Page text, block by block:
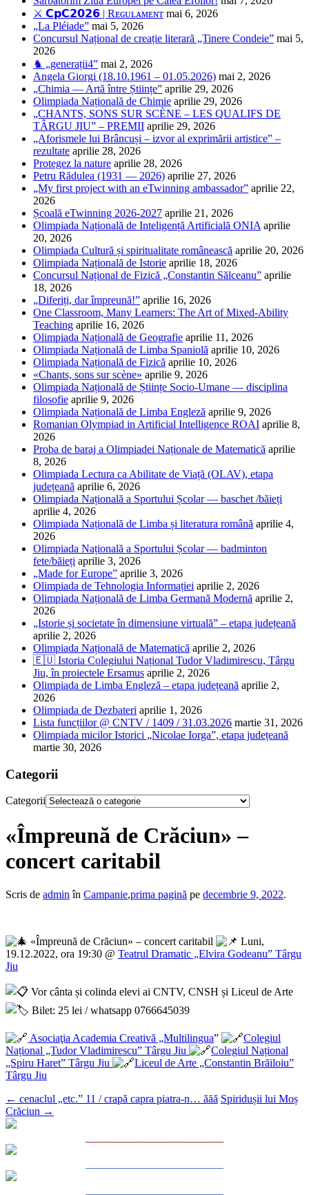
⚔️ 𝗖𝗽𝗖𝟮𝟬𝟮𝟲 | Rᴇɢᴜʟᴀᴍᴇɴᴛ mai 6, 2026
„La Pléiade” mai 5, 2026
Concursul Național de creație literară „Tinere Condeie” mai 5,
2026
♞ „generații4” mai 2, 2026
Angela Giorgi (18.10.1961 – 01.05.2026) mai 2, 2026
„Chimia — Artă între Științe” aprilie 29, 2026
Olimpiada Națională de Chimie aprilie 29, 2026
„CHANTS, SONS SUR SCÈNE – LES QUALIFS DE
TÂRGU JIU” – PREMII aprilie 29, 2026
„Aforismele lui Brâncuși – izvor al exprimării artistice” –
rezultate aprilie 28, 2026
Protegez la nature aprilie 28, 2026
Petru Rădulea (1931 — 2026) aprilie 27, 2026
„My first project with an eTwinning ambassador” aprilie 22,
2026
Școală eTwinning 2026-2027 aprilie 21, 2026
Olimpiada Națională de Inteligență Artificială ONIA aprilie
20, 2026
Olimpiada Cultură și spiritualitate românească aprilie 20, 2026
Olimpiada Națională de Istorie aprilie 18, 2026
Concursul Național de Fizică „Constantin Sălceanu” aprilie
18, 2026
„Diferiți, dar împreună!” aprilie 16, 2026
One Classroom, Many Learners: The Art of Mixed-Ability
Teaching aprilie 16, 2026
Olimpiada Națională de Geografie aprilie 11, 2026
Olimpiada Națională de Limba Spaniolă aprilie 10, 2026
Olimpiada Națională de Fizică aprilie 10, 2026
«Chants, sons sur scène» aprilie 9, 2026
Olimpiada Națională de Științe Socio-Umane — disciplina
filosofie aprilie 9, 2026
Olimpiada Națională de Limba Engleză aprilie 9, 2026
Romanian Olympiad in Artificial Intelligence ROAI aprilie 8,
2026
Proba de baraj a Olimpiadei Naționale de Matematică aprilie
8, 2026
Olimpiada Lectura ca Abilitate de Viață (OLAV), etapa
județeană aprilie 6, 2026
Olimpiada Națională a Sportului Școlar — baschet /băieți
aprilie 4, 2026
Olimpiada Națională de Limba și literatura română aprilie 4,
2026
Olimpiada Națională a Sportului Școlar — badminton
fete/băieți aprilie 3, 2026
„Made for Europe” aprilie 3, 2026
Olimpiada de Tehnologia Informației aprilie 2, 2026
Olimpiada Națională de Limba Germană Modernă aprilie 2,
2026
„Istorie și societate în dimensiune virtuală” – etapa județeană
aprilie 2, 2026
Olimpiada Națională de Matematică aprilie 2, 2026
🇪🇺 Istoria Colegiului Național Tudor Vladimirescu, Târgu
Jiu, în proiectele Ersamus aprilie 2, 2026
Olimpiada de Limba Engleză – etapa județeană aprilie 2,
2026
Olimpiada de Dezbateri aprilie 1, 2026
Lista funcțiilor @ CNTV / 1409 / 31.03.2026 martie 31, 2026
Olimpiada micilor Istorici „Nicolae Iorga”, etapa județeană
martie 30, 2026
Categorii
Categorii
«Împreună de Crăciun» –
concert caritabil
Scris de admin în Campanie,prima pagină pe decembrie 9, 2022.
«Împreună de Crăciun» – concert caritabil
Luni,
19.12.2022, ora 19:30 @ Teatrul Dramatic „Elvira Godeanu” Târgu
Jiu
Vor cânta și colinda elevi ai CNTV, CNSH și Liceul de Arte
Bilet: 25 lei / whatsapp 0766645039
Asociaţia Academia Creativă „Multilingua”
Colegiul
Național „Tudor Vladimirescu” Târgu Jiu
Colegiul Național
„Spiru Haret” Târgu Jiu
Liceul de Arte „Constantin Brăiloiu”
Târgu Jiu
← cenaclul „etc.” 11 / crapă capra piatra-n… ăăă Spiridușii lui Moș
Crăciun →